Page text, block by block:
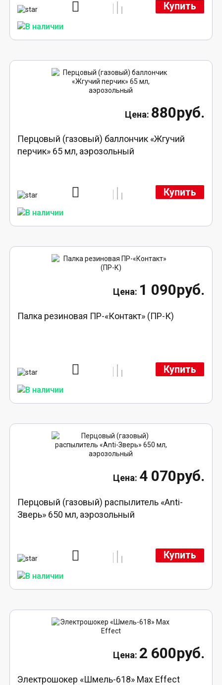
Купить
880руб.
Перцовый (газовый) баллончик «Жгучий
перчик» 65 мл, аэрозольный
Купить
1 090руб.
Палка резиновая ПР-«Контакт» (ПР-К)
Купить
4 070руб.
Перцовый (газовый) распылитель «Anti-
Зверь» 650 мл, аэрозольный
Купить
2 600руб.
Электрошокер «Шмель-618» Max Effect